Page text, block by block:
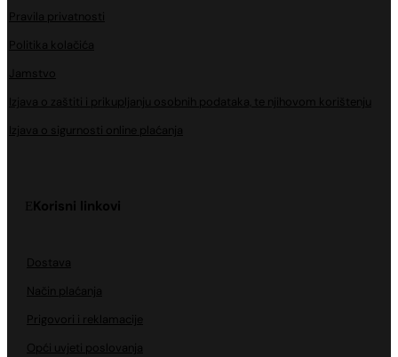
Pravila privatnosti
Politika kolačića
Jamstvo
Izjava o zaštiti i prikupljanju osobnih podataka, te njihovom korištenju
Izjava o sigurnosti online plaćanja
Korisni linkovi
Dostava
Način plaćanja
Prigovori i reklamacije
Opći uvjeti poslovanja